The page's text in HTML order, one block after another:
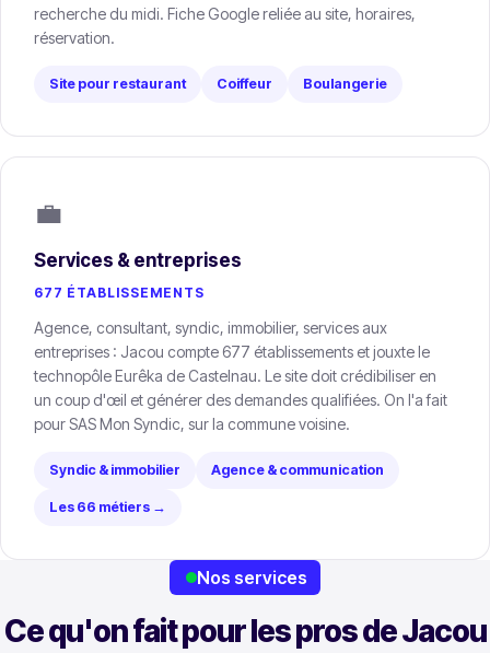
recherche du midi. Fiche Google reliée au site, horaires,
réservation.
Site pour restaurant Coiffeur Boulangerie
💼
Services & entreprises
677 ÉTABLISSEMENTS
Agence, consultant, syndic, immobilier, services aux
entreprises : Jacou compte 677 établissements et jouxte le
technopôle Eurêka de Castelnau. Le site doit crédibiliser en
un coup d'œil et générer des demandes qualifiées. On l'a fait
pour SAS Mon Syndic, sur la commune voisine.
Syndic & immobilier Agence & communication
Les 66 métiers →
Nos services
Ce qu'on fait pour les pros de Jacou